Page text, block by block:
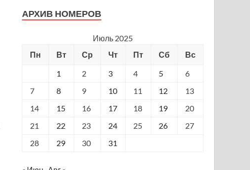
АРХИВ НОМЕРОВ
Июль 2025
Пн
Вт Ср Чт Пт Сб
Вс
1
2 3 4 5
6
7
8 9 10 11 12
13
14
15 16 17 18 19
20
21
22 23 24 25 26
27
28
29 30 31